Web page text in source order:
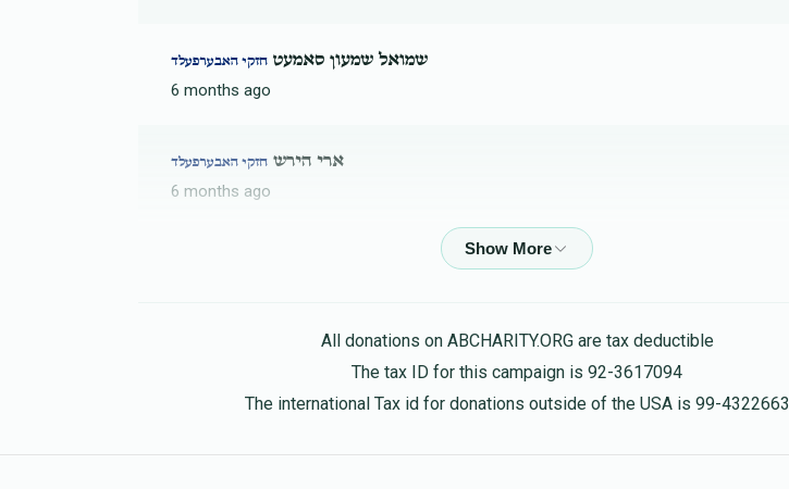
שמואל שמעון סאמעט חזקי האבערפעלד
6 months ago
ארי הירש חזקי האבערפעלד
6 months ago
Mordechai Schlesingerחזקי האבערפעלד
All donations on ABCHARITY.ORG are tax deductible
The tax ID for this campaign is 92-3617094
The international Tax id for donations outside of the USA is 99-4322663